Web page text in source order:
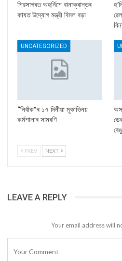
শিৱসাগৰত অহৰ্নিশে বানাক্ৰান্তৰ
কাষত উদ্যোগ মন্ত্রী বিমল বড়া
UNCATEGORIZED
“নিৰ্বাক”ৰ ১৭ দিনীয়া মূকাভিনয়
কৰ্মশালাৰ সামৰণি
PREV NEXT
LEAVE A REPLY
Your email address will